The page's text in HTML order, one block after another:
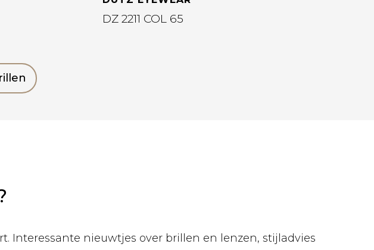
DZ 2211 COL 65
Interessante nieuwtjes over brillen en lenzen, stijladvies